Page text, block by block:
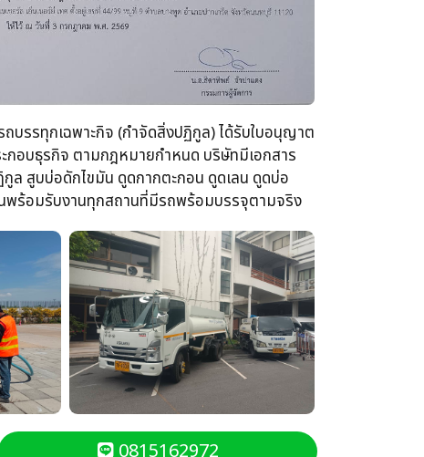
บรรทุกเฉพาะกิจ​ (กำจัดสิ่งปฏิกูล)​ ได้รับใบอนุญาต
กอบธุรกิจ​ ตามกฎหมายกำหนด บริษัทมีเอกสาร
ล​ สูบบ่อดักไขมัน​ ดูดกากตะกอน​ ดูดเลน​ ดูดบ่อ
พร้อม​รับงานทุกสถานที่​มีรถพร้อมบรรจุ​ตามจริง
0815162972